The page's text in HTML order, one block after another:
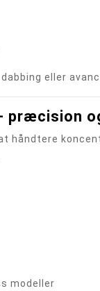
eller
præcision
håndtere
modeller